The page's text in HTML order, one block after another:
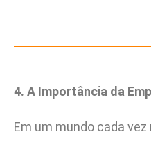
4. A Importância da
Em um mundo cada vez